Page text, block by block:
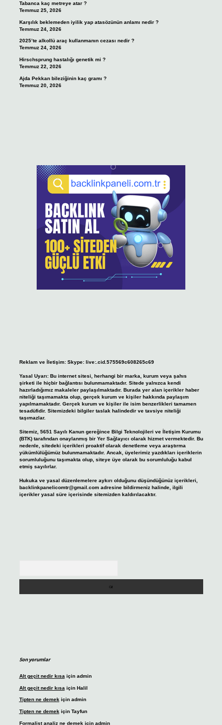
Tabanca kaç metreye atar ?
Temmuz 25, 2026
Karşılık beklemeden iyilik yap atasözünün anlamı nedir ?
Temmuz 24, 2026
2025’te alkollü araç kullanmanın cezası nedir ?
Temmuz 24, 2026
Hirschsprung hastalığı genetik mi ?
Temmuz 22, 2026
Ajda Pekkan bileziğinin kaç gramı ?
Temmuz 20, 2026
Reklam ve İletişim: Skype: live:.cid.575569c608265c69
Yasal Uyarı: Bu internet sitesi, herhangi bir marka, kurum veya şahıs
şirketi ile hiçbir bağlantısı bulunmamaktadır. Sitede yalnızca kendi
hazırladığımız makaleler paylaşılmaktadır. Burada yer alan içerikler haber
niteliği taşımamakta olup, gerçek kurum ve kişiler hakkında paylaşım
yapılmamaktadır. Gerçek kurum ve kişiler ile isim benzerlikleri tamamen
tesadüfidir. Sitemizdeki bilgiler taslak halindedir ve tavsiye niteliği
taşımazlar.
Sitemiz, 5651 Sayılı Kanun gereğince Bilgi Teknolojileri ve İletişim Kurumu
(BTK) tarafından onaylanmış bir Yer Sağlayıcı olarak hizmet vermektedir. Bu
nedenle, sitedeki içerikleri proaktif olarak denetleme veya araştırma
yükümlülüğümüz bulunmamaktadır. Ancak, üyelerimiz yazdıkları içeriklerin
sorumluluğunu taşımakta olup, siteye üye olarak bu sorumluluğu kabul
etmiş sayılırlar.
Hukuka ve yasal düzenlemelere aykırı olduğunu düşündüğünüz içerikleri,
backlinkpanelicomtr@gmail.comadresine bildirmeniz halinde, ilgili
içerikler yasal süre içerisinde sitemizden kaldırılacaktır.
Son yorumlar
Alt geçit nedir kısa için admin
Alt geçit nedir kısa için Halil
Tipten ne demekiçin admin
Tipten ne demek için Tayfun
Formalist analiz ne demek için admin